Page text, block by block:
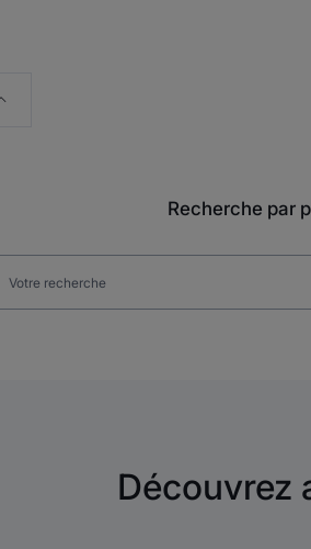
Recherche par
Découvrez